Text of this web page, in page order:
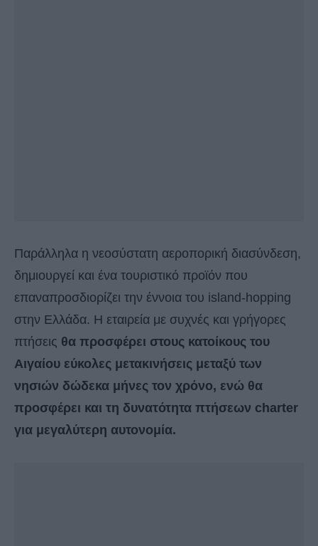
Παράλληλα η νεοσύστατη αεροπορική διασύνδεση,
δημιουργεί και ένα τουριστικό προϊόν που
επαναπροσδιορίζει την έννοια του island-hopping
στην Ελλάδα. Η εταιρεία με συχνές και γρήγορες
πτήσεις θα προσφέρει στους κατοίκους του
Αιγαίου εύκολες μετακινήσεις μεταξύ των
νησιών δώδεκα μήνες τον χρόνο, ενώ θα
προσφέρει και τη δυνατότητα πτήσεων charter
για μεγαλύτερη αυτονομία.